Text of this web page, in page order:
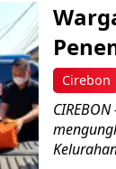
Cirebon